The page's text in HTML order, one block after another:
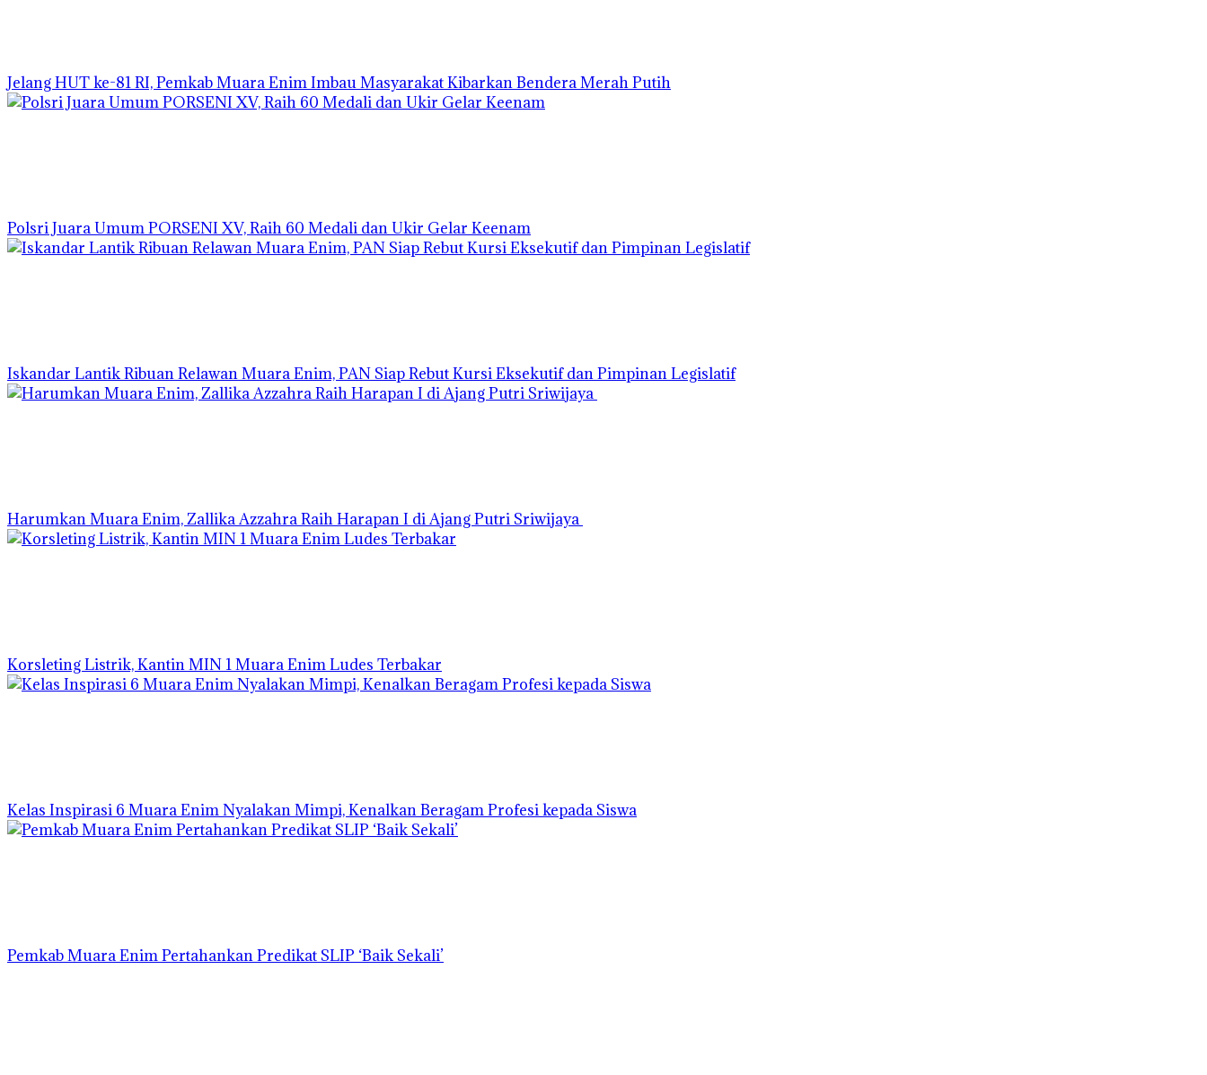
Jelang HUT ke-81 RI, Pemkab Muara Enim Imbau Masyarakat Kibarkan Bendera Merah Putih
Polsri Juara Umum PORSENI XV, Raih 60 Medali dan Ukir Gelar Keenam
Iskandar Lantik Ribuan Relawan Muara Enim, PAN Siap Rebut Kursi Eksekutif dan Pimpinan Legislatif
Harumkan Muara Enim, Zallika Azzahra Raih Harapan I di Ajang Putri Sriwijaya
Korsleting Listrik, Kantin MIN 1 Muara Enim Ludes Terbakar
Kelas Inspirasi 6 Muara Enim Nyalakan Mimpi, Kenalkan Beragam Profesi kepada Siswa
Pemkab Muara Enim Pertahankan Predikat SLIP ‘Baik Sekali’